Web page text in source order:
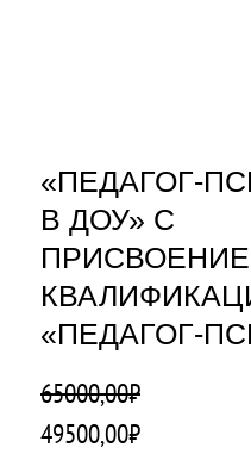
«ПЕДАГОГ-
В ДОУ» С
«ПЕДАГОГ-
65000,00₽
П
49500,00₽Т